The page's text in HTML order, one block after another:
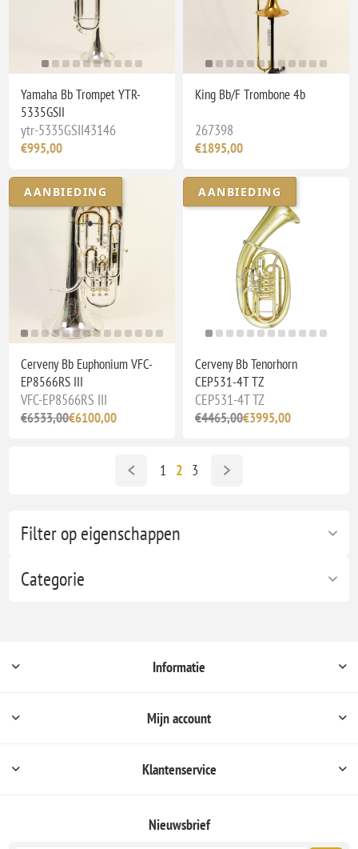
Filter op eigenschappen
Categorie
Yamaha Bb Trompet YTR-
5335GSII
ytr-5335GSII43146
€995,00
King Bb/F Trombone 4b
267398
€1895,00
AANBIEDING
Cerveny Bb Euphonium VFC-
EP8566RS III
VFC-EP8566RS III
€6533,00€6100,00
AANBIEDING
Cerveny Bb Tenorhorn
CEP531-4T TZ
CEP531-4T TZ
€4465,00€3995,00
1 2 3
Informatie
Mijn account
Klantenservice
Nieuwsbrief